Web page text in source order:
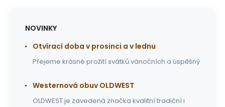
NOVINKY
Otvírací doba v prosinci a v lednu
Přejeme krásné prožití svátků vánočních a úspěšný
Westernová obuv OLDWEST
OLDWEST je zavedená značka kvalitní tradiční i